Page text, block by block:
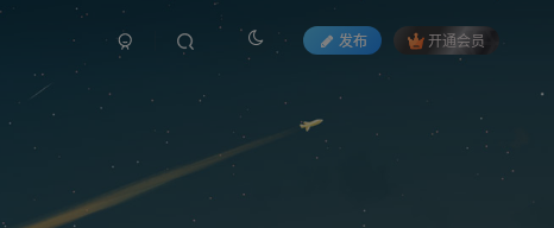
发布 开通会员